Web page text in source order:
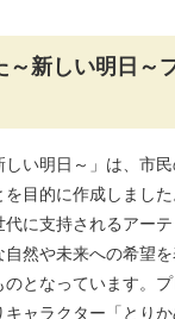
～新しい明日～
しい明日～」は、市
目的に作成しまし
に支持されるアーテ
然や未来への希望
となっています。
ャラクター「とり